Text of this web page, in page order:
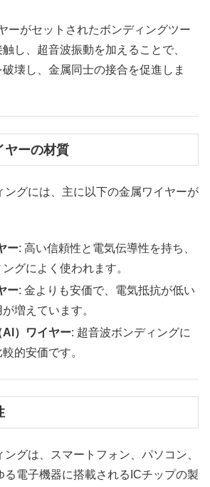
ーがセットされたボンディングツー
し、超音波振動を加えることで、
壊し、金属同士の接合を促進しま
ヤーの材質
グには、主に以下の金属ワイヤーが
ー: 高い信頼性と電気伝導性を持ち、
グによく使われます。
ー: 金よりも安価で、電気抵抗が低い
増えています。
Al）ワイヤー: 超音波ボンディングに
的安価です。
グは、スマートフォン、パソコン、
る電子機器に搭載されるICチップの製